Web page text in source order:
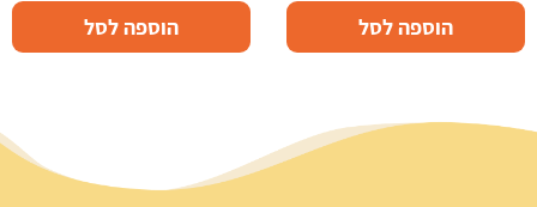
הוספה לסל הוספה לסל